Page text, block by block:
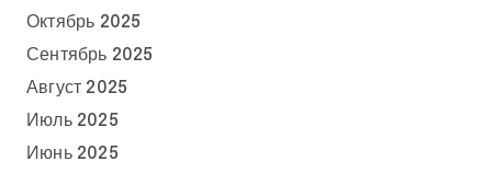
Октябрь 2025
Сентябрь 2025
Август 2025
Июль 2025
Июнь 2025